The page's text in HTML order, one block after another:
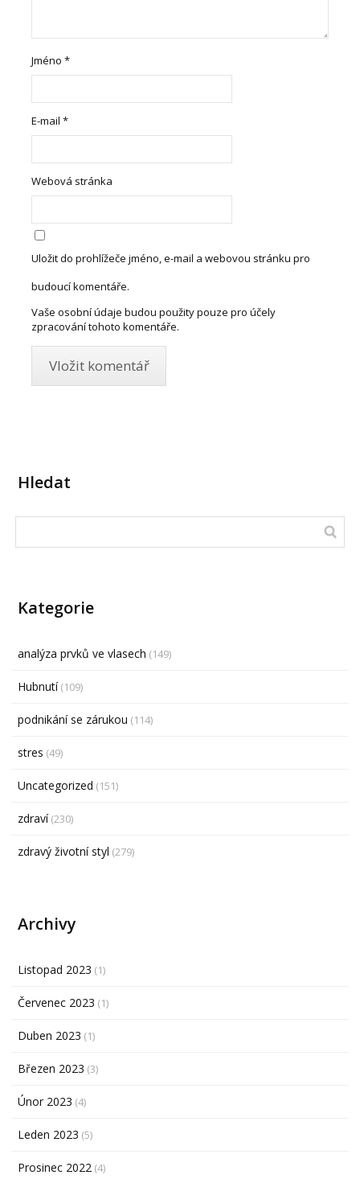
Jméno*
E-mail*
Webová stránka
Uložit do prohlížeče jméno, e-mail a webovou stránku pro
budoucí komentáře.
Vaše osobní údaje budou použity pouze pro účely
zpracování tohoto komentáře.
Hledat
Kategorie
analýza prvků ve vlasech (149)
Hubnutí(109)
podnikání se zárukou (114)
stres (49)
Uncategorized (151)
zdraví(230)
zdravý životní styl (279)
Archivy
Listopad 2023 (1)
Červenec 2023 (1)
Duben 2023 (1)
Březen 2023 (3)
Únor 2023 (4)
Leden 2023 (5)
Prosinec 2022 (4)